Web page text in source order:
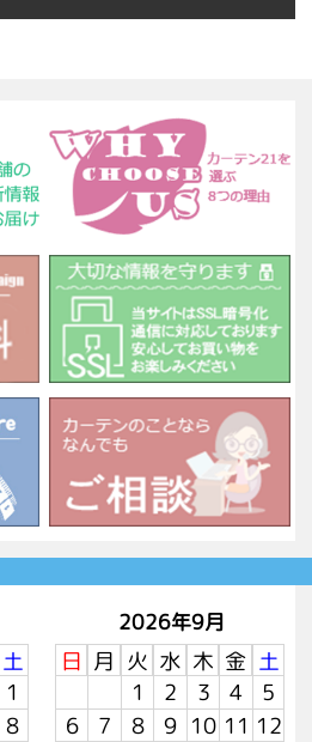
土
1
8
2026年9月
日 月 火 水 木 金 土
1
2 3 4
5
6
7 8 9 10 11 12